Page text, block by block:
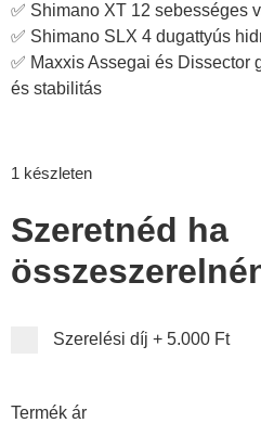
✅ Shimano XT 12 sebességes
✅ Shimano SLX 4 dugattyús
✅ Maxxis Assegai és Dissector
és stabilitás
1 készleten
Szeretnéd ha
Szerelési díj + 5.000 Ft
Termék ár